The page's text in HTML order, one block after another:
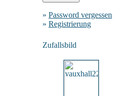
» Password vergessen
» Registrierung
Zufallsbild